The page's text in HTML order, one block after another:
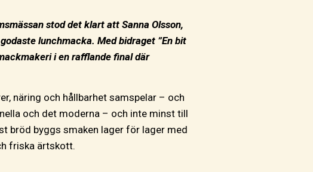
stod det klart att Sanna Olsson,
lunchmacka. Med bidraget ”En bit
i en rafflande final där
näring och hållbarhet samspelar – och
och det moderna – och inte minst till
bröd byggs smaken lager för lager med
friska ärtskott.